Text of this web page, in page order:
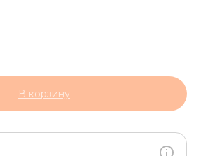
В корзину